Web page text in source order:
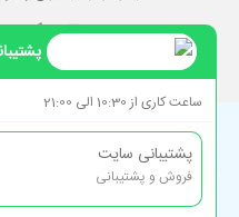
حساب کاربری
راهنمای مشتریان
ساعت کاری از 10:30 الی 21:00
پشتیبانی سایت
فروش و پشتیبانی